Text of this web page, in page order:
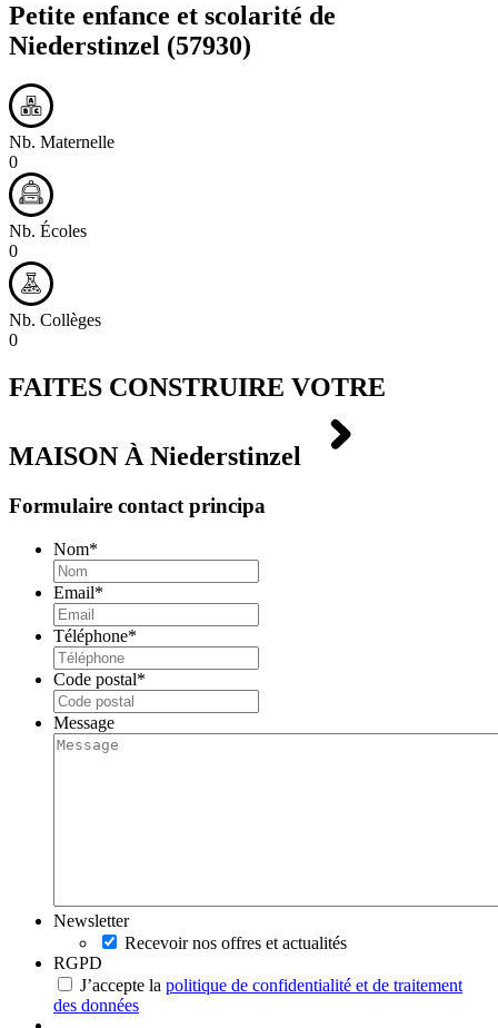
Petite enfance et scolarité de
Niederstinzel (57930)
Nb. Maternelle
0
Nb. Écoles
0
Nb. Collèges
0
FAITES CONSTRUIRE VOTRE
MAISON À Niederstinzel
Formulaire contact principa
Nom*
Email*
Téléphone*
Code postal*
Message
Newsletter
Recevoir nos offres et actualités
RGPD
J’accepte la politique de confidentialité et de traitement
des données